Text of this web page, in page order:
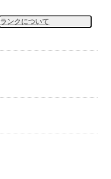
ランクについて